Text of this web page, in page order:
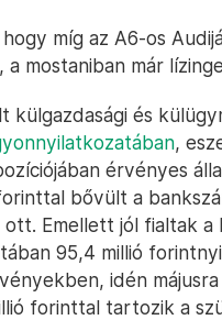
míg az A6-os
mostaniban már
külgazdasági és
,
érvényes
bővült a
Emellett jól fialtak a
95,4 millió
idén
forinttal tartozik a